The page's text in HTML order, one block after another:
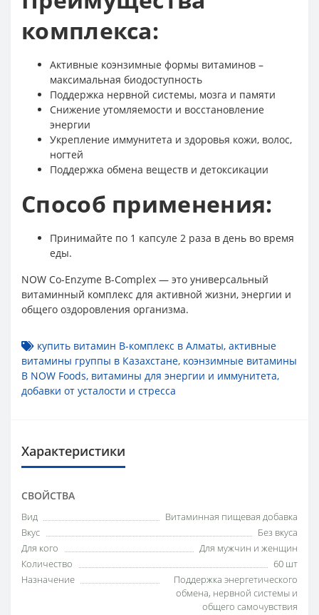
комплекса:
Активные коэнзимные формы витаминов –
максимальная биодоступность
Поддержка нервной системы, мозга и памяти
Снижение утомляемости и восстановление
энергии
Укрепление иммунитета и здоровья кожи, волос,
ногтей
Поддержка обмена веществ и детоксикации
Способ применения:
Принимайте по 1 капсуле 2 раза в день во время
еды.
NOW Co-Enzyme B-Complex — это универсальный
витаминный комплекс для активной жизни, энергии и
общего оздоровления организма.
купить витамин B-комплекс в Алматы, активные
витамины группы в Казахстане, коэнзимные витамины
B NOW Foods, витамины для энергии и иммунитета,
добавки от усталости и стресса
Характеристики
СВОЙСТВА
Вид
Витаминная пищевая добавка
Вкус
Без вкуса
Для кого
Для мужчин и женщин
Количество
60 шт
Назначение
Поддержка энергетического
обмена, нервной системы и
общего самочувствия